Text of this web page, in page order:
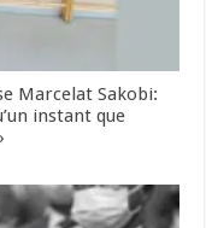
Marcelat Sakobi:
instant que